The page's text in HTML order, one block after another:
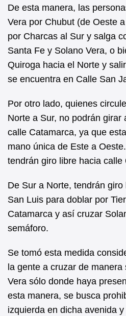
De esta manera, las
Vera por Chubut (de Oeste
por Charcas al Sur y salga
Santa Fe y Solano Vera, o
Quiroga hacia el Norte y
se encuentra en Calle San
Por otro lado, quienes
Norte a Sur, no podrán
calle Catamarca, ya que
mano única de Este a
tendrán giro libre hacia calle
De Sur a Norte, tendrán
San Luis para doblar por
Catamarca y así cruzar
semáforo.
Se tomó esta medida
la gente a cruzar de
Vera sólo donde haya
esta manera, se busca
izquierda en dicha avenida